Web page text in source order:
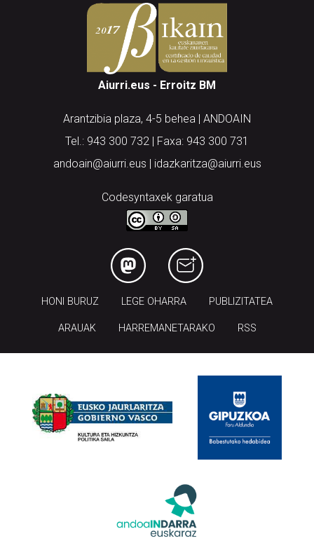
Aiurri.eus - Erroitz BM
Arantzibia plaza, 4-5 behea | ANDOAIN
Tel.: 943 300 732 | Faxa: 943 300 731
andoain@aiurri.eus | idazkaritza@aiurri.eus
Codesyntaxek garatua
HONI BURUZ LEGE OHARRA PUBLIZITATEA
ARAUAK HARREMANETARAKO RSS